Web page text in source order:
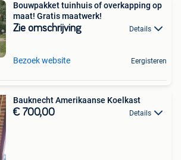
Bouwpakket tuinhuis of overkapping op
maat! Gratis maatwerk!
Zie omschrijving Details
Bezoek website Eergisteren
Bauknecht Amerikaanse Koelkast
€ 700,00 Details